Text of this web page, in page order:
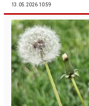
13.05.2026 10:59